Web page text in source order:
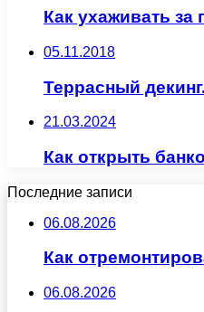
Как ухаживать
05.11.2018
Террасный
21.03.2024
Как открыть
Последние записи
06.08.2026
Как
06.08.2026